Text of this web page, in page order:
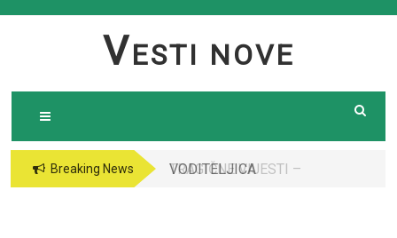
VESTI NOVE
Breaking News
VODITELJICA